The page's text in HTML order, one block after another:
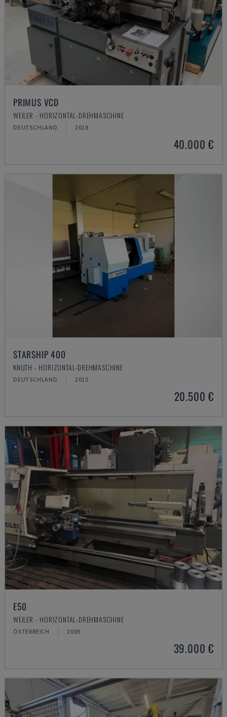
PRIMUS VCD
WEILER - HORIZONTAL-DREHMASCHINE
DEUTSCHLAND 2018
40.000 €
STARSHIP 400
KNUTH - HORIZONTAL-DREHMASCHINE
DEUTSCHLAND 2015
20.500 €
E50
WEILER - HORIZONTAL-DREHMASCHINE
ÖSTERREICH 2009
39.000 €